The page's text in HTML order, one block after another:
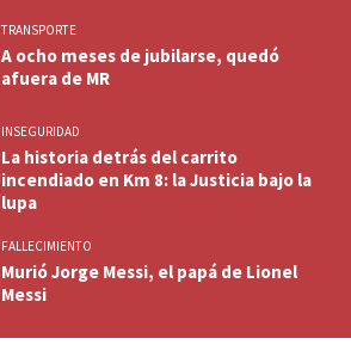
TRANSPORTE
A ocho meses de jubilarse, quedó
afuera de MR
INSEGURIDAD
La historia detrás del carrito
incendiado en Km 8: la Justicia bajo la
lupa
FALLECIMIENTO
Murió Jorge Messi, el papá de Lionel
Messi